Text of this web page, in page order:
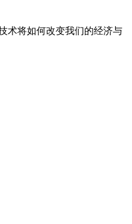
术将如何改变我们的经济与